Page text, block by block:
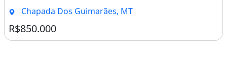
Chapada Dos Guimarães, MT
R$850.000